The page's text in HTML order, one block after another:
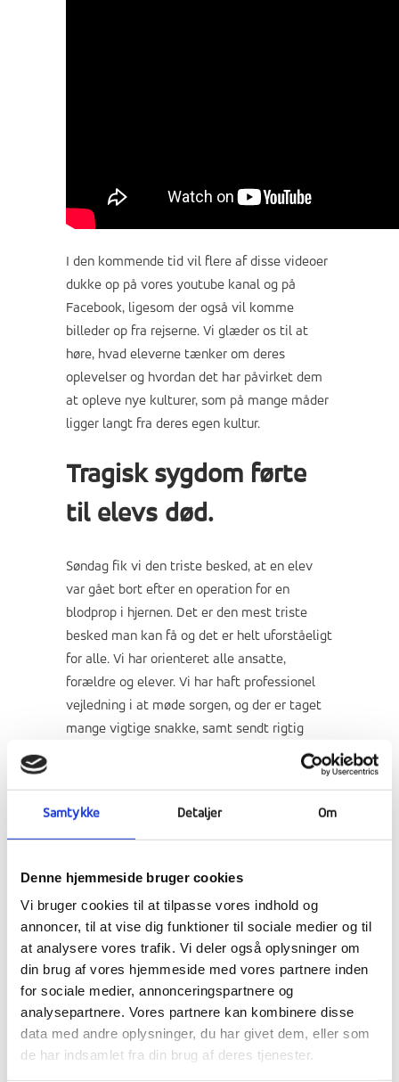
Samtykke Detaljer Om
Denne hjemmeside bruger cookies
Vi bruger cookies til at tilpasse vores indhold og
annoncer, til at vise dig funktioner til sociale medier og til
at analysere vores trafik. Vi deler også oplysninger om
din brug af vores hjemmeside med vores partnere inden
for sociale medier, annonceringspartnere og
analysepartnere. Vores partnere kan kombinere disse
data med andre oplysninger, du har givet dem, eller som
de har indsamlet fra din brug af deres tjenester.
I den kommende tid vil flere af disse videoer
dukke op på vores youtube kanal og på
Facebook, ligesom der også vil komme
billeder op fra rejserne. Vi glæder os til at
høre, hvad eleverne tænker om deres
oplevelser og hvordan det har påvirket dem
at opleve nye kulturer, som på mange måder
ligger langt fra deres egen kultur.
Tragisk sygdom førte
til elevs død.
Søndag fik vi den triste besked, at en elev
var gået bort efter en operation for en
blodprop i hjernen. Det er den mest triste
besked man kan få og det er helt uforståeligt
for alle. Vi har orienteret alle ansatte,
forældre og elever. Vi har haft professionel
vejledning i at møde sorgen, og der er taget
mange vigtige snakke, samt sendt rigtig
mange deltagende tanker til elevens familie.
sider om at fokus skulle være indad i
fællesskabet og ikke ud i de sociale medier.
træ for eleven og fredag deltager mange
elever og ansatte i begravelsen. Den
af vores alles og skolens fremtid.
Vennedøgn torsdag til fredag,hvor eleverne
kan invitere en ven til at prøve